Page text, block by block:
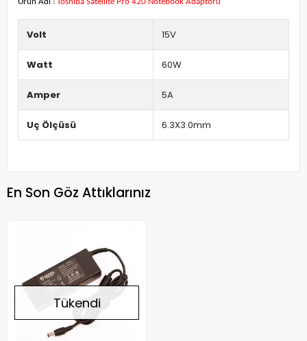
Ürün Adı : Toshiba Satellite Pro 420 Notebook Adaptörü
Volt 15V
Watt 60W
Amper 5A
Uç Ölçüsü 6.3X3.0mm
En Son Göz Attıklarınız
Tükendi